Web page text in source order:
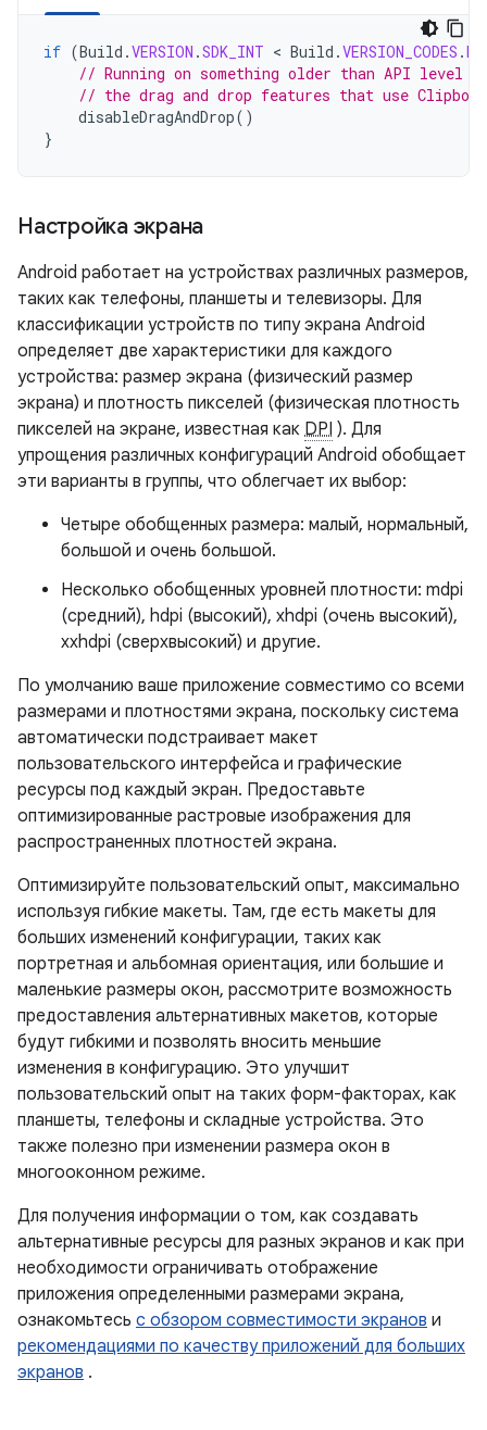
if (Build .VERSION .SDK_INT < Build .VERSION_CODES .
// Running on something older than API level
// the drag and drop features that use
disableDragAndDrop()
}
Настройка экрана
Android работает на устройствах различных размеров,
таких как телефоны, планшеты и телевизоры. Для
классификации устройств по типу экрана Android
определяет две характеристики для каждого
устройства: размер экрана (физический размер
экрана) и плотность пикселей (физическая плотность
пикселей на экране, известная как DPI ). Для
упрощения различных конфигураций Android обобщает
эти варианты в группы, что облегчает их выбор:
Четыре обобщенных размера: малый, нормальный,
большой и очень большой.
Несколько обобщенных уровней плотности: mdpi
(средний), hdpi (высокий), xhdpi (очень высокий),
xxhdpi (сверхвысокий) и другие.
По умолчанию ваше приложение совместимо со всеми
размерами и плотностями экрана, поскольку система
автоматически подстраивает макет
пользовательского интерфейса и графические
ресурсы под каждый экран. Предоставьте
оптимизированные растровые изображения для
распространенных плотностей экрана.
Оптимизируйте пользовательский опыт, максимально
используя гибкие макеты. Там, где есть макеты для
больших изменений конфигурации, таких как
портретная и альбомная ориентация, или большие и
маленькие размеры окон, рассмотрите возможность
предоставления альтернативных макетов, которые
будут гибкими и позволять вносить меньшие
изменения в конфигурацию. Это улучшит
пользовательский опыт на таких форм-факторах, как
планшеты, телефоны и складные устройства. Это
также полезно при изменении размера окон в
многооконном режиме.
Для получения информации о том, как создавать
альтернативные ресурсы для разных экранов и как при
необходимости ограничивать отображение
приложения определенными размерами экрана,
ознакомьтесь с обзором совместимости экранов и
рекомендациями по качеству приложений для больших
экранов .